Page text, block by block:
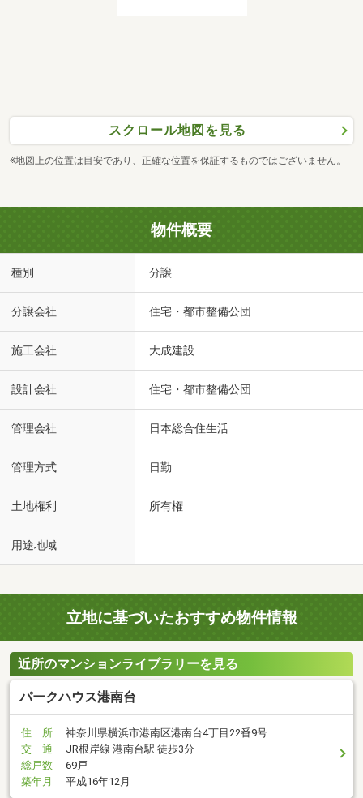
スクロール地図を見る
※地図上の位置は目安であり、正確な位置を保証するものではございません。
物件概要
種別 分譲
分譲会社 住宅・都市整備公団
施工会社 大成建設
設計会社 住宅・都市整備公団
管理会社 日本総合住生活
管理方式 日勤
土地権利 所有権
用途地域
立地に基づいたおすすめ物件情報
近所のマンションライブラリーを見る
パークハウス港南台
住 所
神奈川県横浜市港南区港南台4丁目22番9号
交 通
JR根岸線 港南台駅 徒歩3分
総戸数
69戸
築年月
平成16年12月